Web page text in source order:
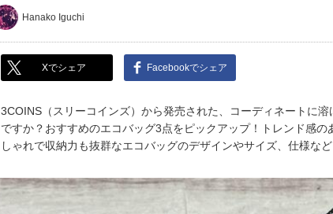
Hanako Iguchi
Xでシェア Facebookでシェア
3COINS（スリーコインズ）から発売された、コーディネートに
ですか？おすすめのエコバッグ3点をピックアップ！トレンド感の
しゃれで収納力も抜群なエコバッグのデザインやサイズ、仕様な